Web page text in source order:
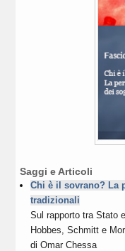
Saggi e Articoli
Chi è il sovrano? La
tradizionali
Sul rapporto tra Stato
Hobbes, Schmitt e
diOmar Chessa